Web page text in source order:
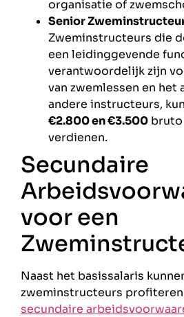
organisatie of
Senior
Zweminstructeurs die
een leidinggevende
verantwoordelijk zijn
van zwemlessen en het
andere instructeurs,
€2.800 en €3.500 bruto
verdienen.
Secundaire
voor een
Naast het basissalaris
zweminstructeurs
secundaire